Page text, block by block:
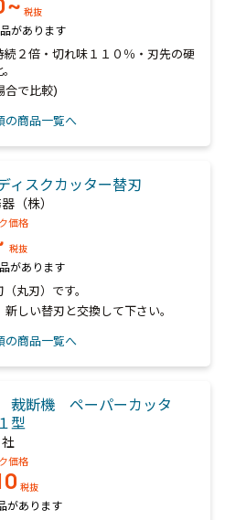
税抜
があります
２倍・切れ味１１０％・刃先の硬
合で比較)
の商品一覧へ
スクカッター替刃
（株）
価格
税抜
があります
丸刃）です。
しい替刃と交換して下さい。
の商品一覧へ
裁断機 ペーパーカッタ
型
価格
税抜
があります